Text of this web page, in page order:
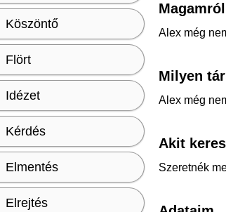
Magamról
Alex még
Milyen
Alex még
Akit
Szeretnék
Köszöntő
Flört
Idézet
Kérdés
Elmentés
Elrejtés